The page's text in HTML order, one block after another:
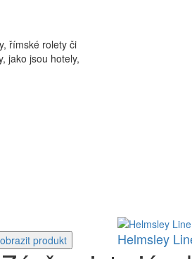
římské rolety či
jako jsou hotely,
produkt Helmsley